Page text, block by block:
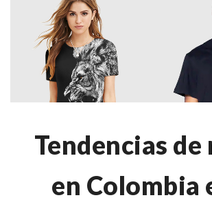
Tendencias de
en Colombia